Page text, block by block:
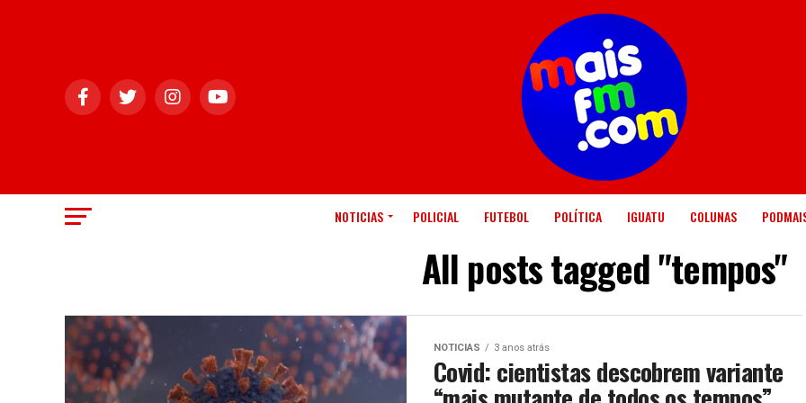
NOTICIAS POLICIAL FUTEBOL POLÍTICA IGUATU COLUNAS
All posts tagged "tempos"
NOTICIAS 3 anos atrás
Covid: cientistas descobrem variante